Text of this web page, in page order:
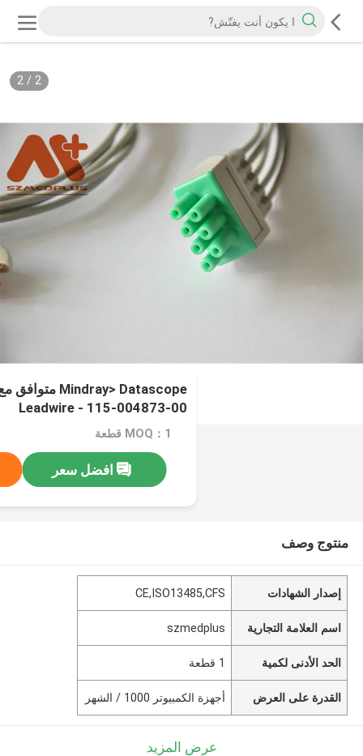
2
/
2
Leadwire - 115-004873-00
MOQ：1 قطعة
افضل سعر
منتوج وصف
إصدار الشهادات CE,ISO13485,CFS
اسم العلامة التجارية szmedplus
الحد الأدنى لكمية 1 قطعة
القدرة على العرض أجهزة الكمبيوتر 1000 / الشهر
عرض المزيد